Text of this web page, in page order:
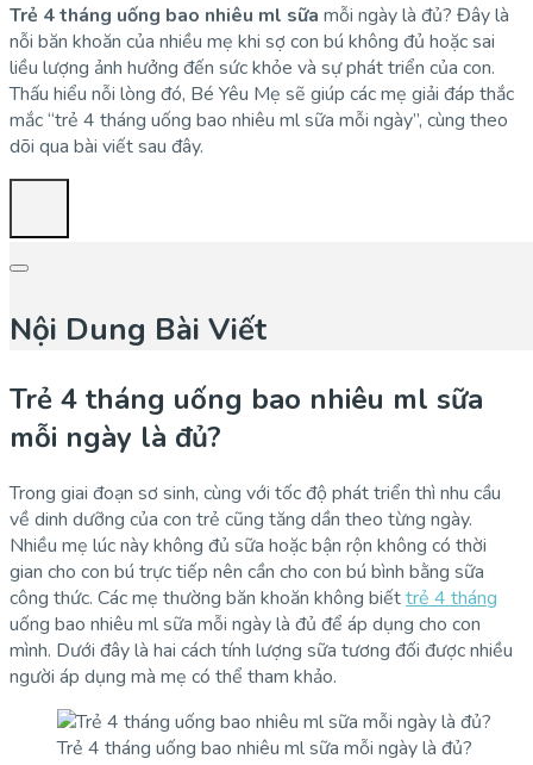
Trẻ 4 tháng uống bao nhiêu ml sữa mỗi ngày là đủ? Đây là
nỗi băn khoăn của nhiều mẹ khi sợ con bú không đủ hoặc sai
liều lượng ảnh hưởng đến sức khỏe và sự phát triển của con.
Thấu hiểu nỗi lòng đó, Bé Yêu Mẹ sẽ giúp các mẹ giải đáp thắc
mắc “trẻ 4 tháng uống bao nhiêu ml sữa mỗi ngày”, cùng theo
dõi qua bài viết sau đây.
Nội Dung Bài Viết
Trẻ 4 tháng uống bao nhiêu ml sữa
mỗi ngày là đủ?
Trong giai đoạn sơ sinh, cùng với tốc độ phát triển thì nhu cầu
về dinh dưỡng của con trẻ cũng tăng dần theo từng ngày.
Nhiều mẹ lúc này không đủ sữa hoặc bận rộn không có thời
gian cho con bú trực tiếp nên cần cho con bú bình bằng sữa
công thức. Các mẹ thường băn khoăn không biếttrẻ 4 tháng
uống bao nhiêu ml sữa mỗi ngày là đủ để áp dụng cho con
mình. Dưới đây là hai cách tính lượng sữa tương đối được nhiều
người áp dụng mà mẹ có thể tham khảo.
Trẻ 4 tháng uống bao nhiêu ml sữa mỗi ngày là đủ?